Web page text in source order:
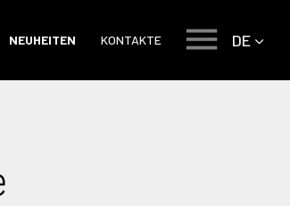
NEUHEITEN KONTAKTE DE